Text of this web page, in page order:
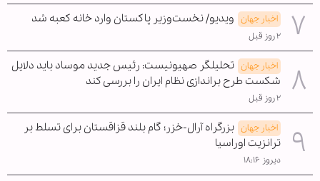
اخبار جهان ویدیو/ نخست‌وزیر پاکستان وارد خانه کعبه شد
۲ روز قبل
اخبار جهان تحلیلگر صهیونیست: رئیس جدید موساد باید دلایل
شکست طرح براندازی نظام ایران را بررسی کند
۲ روز قبل
اخبار جهان بزرگراه آرال-خزر؛ گام بلند قزاقستان برای تسلط بر
ترانزیت اوراسیا
دیروز ۱۸:۱۶